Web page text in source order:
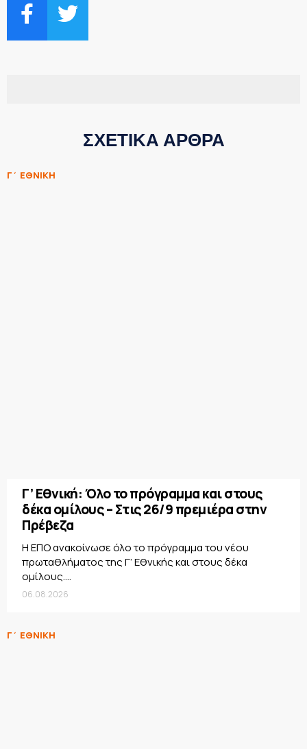
ΣΧΕΤΙΚΑ ΑΡΘΡΑ
Γ΄ ΕΘΝΙΚΗ
Γ’ Εθνική: Όλο το πρόγραμμα και στους
δέκα ομίλους – Στις 26/9 πρεμιέρα στην
Πρέβεζα
Η ΕΠΟ ανακοίνωσε όλο το πρόγραμμα του νέου
πρωταθλήματος της Γ’ Εθνικής και στους δέκα
ομίλους....
06.08.2026
Γ΄ ΕΘΝΙΚΗ